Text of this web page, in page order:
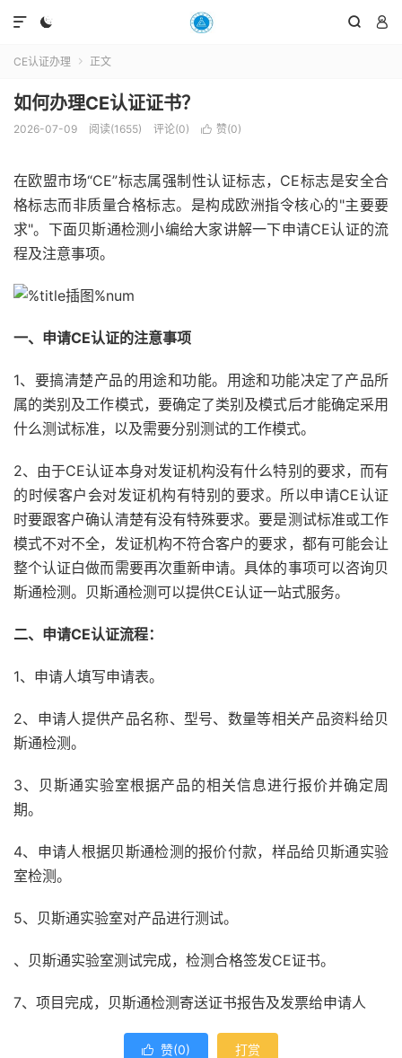
  

CE认证办理  正文
如何办理CE认证证书？
2026-07-09 阅读(1655) 评论(0)  赞(0)
在欧盟市场“CE”标志属强制性认证标志，CE标志是安全合
格标志而非质量合格标志。是构成欧洲指令核心的"主要要
求"。下面贝斯通检测小编给大家讲解一下申请CE认证的流
程及注意事项。
一、申请CE认证的注意事项
1、要搞清楚产品的用途和功能。用途和功能决定了产品所
属的类别及工作模式，要确定了类别及模式后才能确定采用
什么测试标准，以及需要分别测试的工作模式。
2、由于CE认证本身对发证机构没有什么特别的要求，而有
的时候客户会对发证机构有特别的要求。所以申请CE认证
时要跟客户确认清楚有没有特殊要求。要是测试标准或工作
模式不对不全，发证机构不符合客户的要求，都有可能会让
整个认证白做而需要再次重新申请。具体的事项可以咨询贝
斯通检测。贝斯通检测可以提供CE认证一站式服务。
二、申请CE认证流程：
1、申请人填写申请表。
2、申请人提供产品名称、型号、数量等相关产品资料给贝
斯通检测。
3、贝斯通实验室根据产品的相关信息进行报价并确定周
期。
4、申请人根据贝斯通检测的报价付款，样品给贝斯通实验
室检测。
5、贝斯通实验室对产品进行测试。
、贝斯通实验室测试完成，检测合格签发CE证书。
7、项目完成，贝斯通检测寄送证书报告及发票给申请人
 赞(0) 打赏